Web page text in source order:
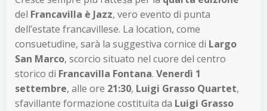
del Francavilla è Jazz, vero evento di punta
dell’estate francavillese. La location, come
consuetudine, sarà la suggestiva cornice di Largo
San Marco, scorcio situato nel cuore del centro
storico di Francavilla Fontana. Venerdì 1
settembre, alle ore 21:30, Luigi Grasso Quartet,
sfavillante formazione costituita da Luigi Grasso